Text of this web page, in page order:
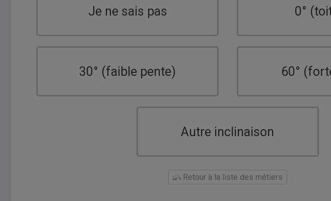
Je ne sais pas 0°
30° (faible pente) 60°
Autre inclinaison
Retour à la liste des métiers